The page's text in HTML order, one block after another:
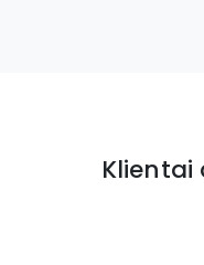
Klientai